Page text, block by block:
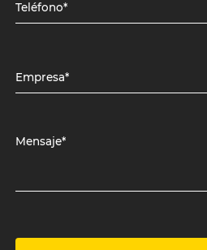
Teléfono*
Empresa*
Mensaje*